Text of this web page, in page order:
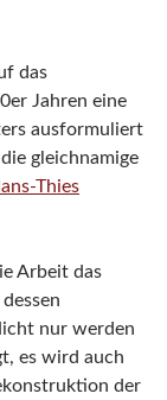
das
Jahren eine
ausformuliert
gleichnamige
Thies
Arbeit das
nur werden
es wird auch
der